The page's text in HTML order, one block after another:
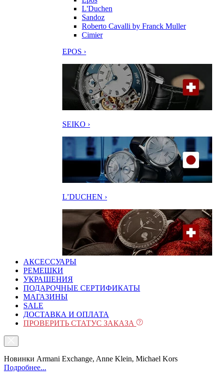
L'Duchen
Sandoz
Roberto Cavalli by Franck Muller
Cimier
EPOS ›
SEIKO ›
L’DUCHEN ›
АКСЕССУАРЫ
РЕМЕШКИ
УКРАШЕНИЯ
ПОДАРОЧНЫЕ СЕРТИФИКАТЫ
МАГАЗИНЫ
SALE
ДОСТАВКА И ОПЛАТА
ПРОВЕРИТЬ СТАТУС ЗАКАЗА
Новинки Armani Exchange, Anne Klein, Michael Kors
Подробнее...